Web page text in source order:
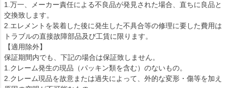
1.万一、メーカー責任による不良品が発見された場合、直ちに良品と
交換致します。
2.エレメントを装着した後に発生した不具合等の修理に要した費用は
トラブルの直接故障部品及び工賃に限ります。
【適用除外】
保証期間内でも、下記の場合は保証致しません。
1.クレーム発生の現品（パッキン類を含む）のないもの。
2.クレーム現品を故意または過失によって、外的な変形・傷等を加え